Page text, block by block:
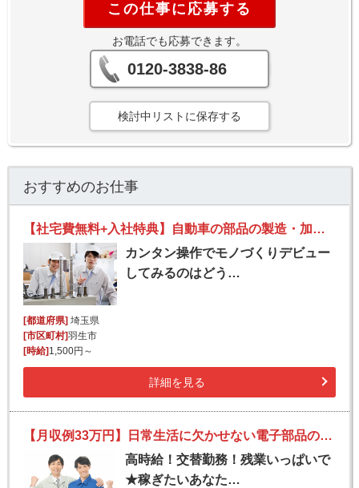
この仕事に応募する
お電話でも応募できます。
0120-3838-86
検討中リストに保存する
おすすめのお仕事
【社宅費無料+入社特典】自動車の部品の製造・加工オペレーター
カンタン操作でモノづくりデビュー
してみるのはどう…
[都道府県] 埼玉県
[市区町村]羽生市
[時給] 1,500円～
詳細を見る
【月収例33万円】日常生活に欠かせない電子部品の製造
高時給！交替勤務！残業いっぱいで
★稼ぎたいあなた…